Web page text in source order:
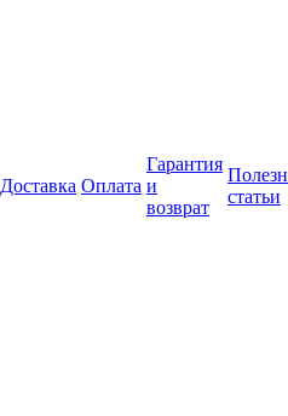
Доставка Оплата
Гарантия
и
возврат
статьи